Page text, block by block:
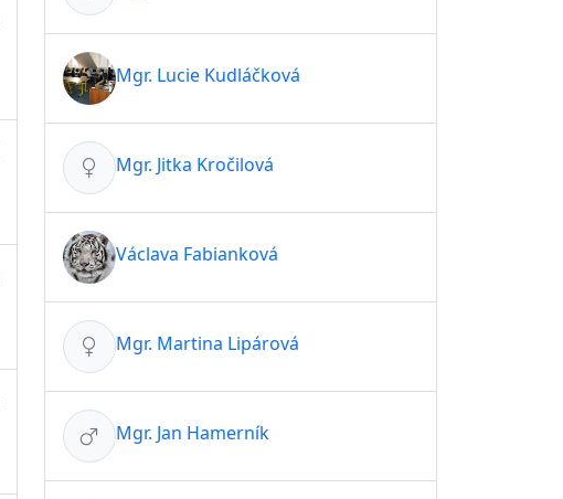
Mgr. Lucie Kudláčková
Mgr. Jitka Kročilová
Václava Fabianková
Mgr. Martina Lipárová
Mgr. Jan Hamerník